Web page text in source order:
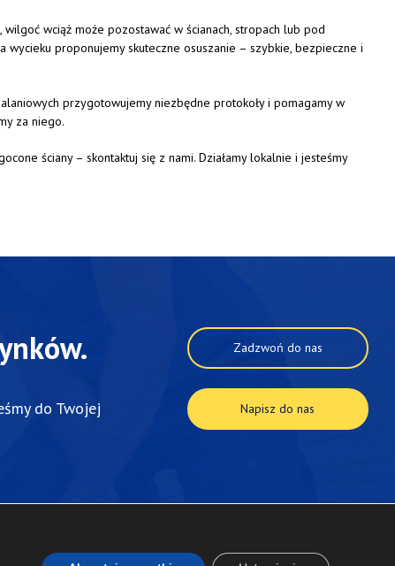
wilgoć wciąż może pozostawać w ścianach, stropach lub pod
wycieku proponujemyskuteczne osuszanie – szybkie, bezpieczne i
przygotowujemyniezbędne protokołyi pomagamyw
za niego.
ściany – skontaktuj się z nami. Działamylokalnie i jesteśmy
do Twojej
Zadzwoń do nas
Napisz do nas